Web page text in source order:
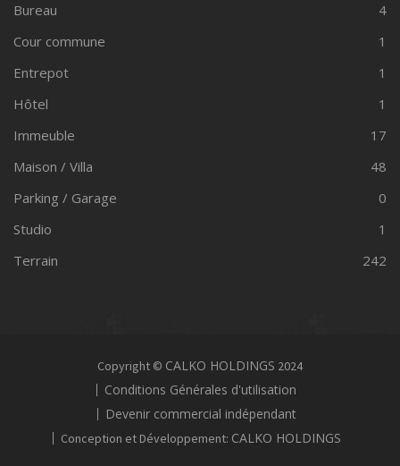
Bureau
4
Cour commune
1
Entrepot
1
Hôtel
1
Immeuble
17
Maison / Villa
48
Parking / Garage
0
Studio
1
Terrain
242
Copyright © CALKO HOLDINGS 2024
Conditions Générales d'utilisation
Devenir commercial indépendant
Conception et Développement: CALKO HOLDINGS